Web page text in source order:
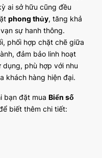
ai sở hữu cũng đều
phong thủy, tăng khả
sự hanh thông.
phối hợp chặt chẽ giữa
đảm bảo linh hoạt
phù hợp với nhu
khách hàng hiện đại.
bạn đặt mua Biển số
biết thêm chi tiết: